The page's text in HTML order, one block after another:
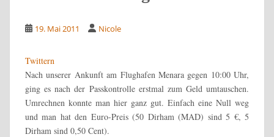
19. Mai 2011 Nicole
Twittern
Nach unserer Ankunft am Flughafen Menara gegen 10:00 Uhr,
ging es nach der Passkontrolle erstmal zum Geld umtauschen.
Umrechnen konnte man hier ganz gut. Einfach eine Null weg
und man hat den Euro-Preis (50 Dirham (MAD) sind 5 €, 5
Dirham sind 0,50 Cent).